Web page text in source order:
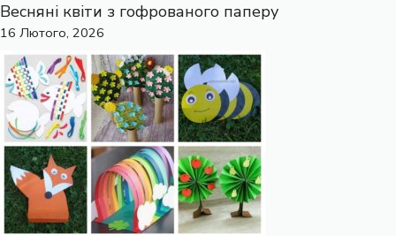
Весняні квіти з гофрованого паперу
16 Лютого, 2026